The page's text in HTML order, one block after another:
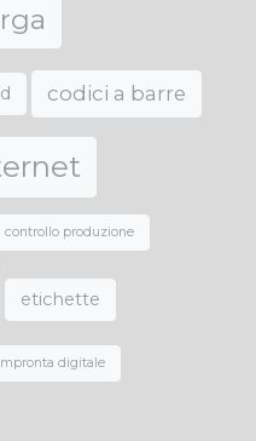
codici a barre
controllo produzione
etichette
digitale